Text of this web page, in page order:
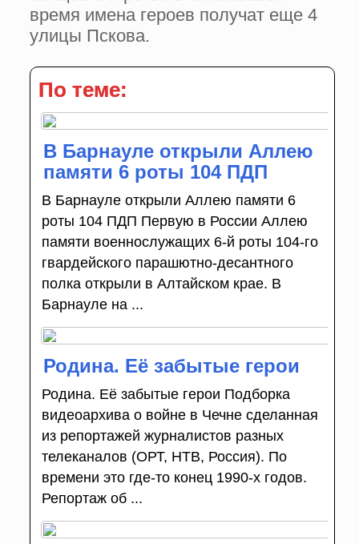
время имена героев получат еще 4
улицы Пскова.
По теме:
В Барнауле открыли Аллею
памяти 6 роты 104 ПДП
В Барнауле открыли Аллею памяти 6
роты 104 ПДП Первую в России Аллею
памяти военнослужащих 6-й роты 104-го
гвардейского парашютно-десантного
полка открыли в Алтайском крае. В
Барнауле на ...
Родина. Её забытые герои
Родина. Её забытые герои Подборка
видеоархива о войне в Чечне сделанная
из репортажей журналистов разных
телеканалов (ОРТ, НТВ, Россия). По
времени это где-то конец 1990-х годов.
Репортаж об ...